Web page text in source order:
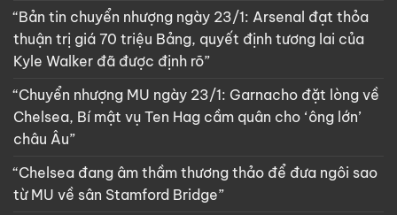
“Bản tin chuyển nhượng ngày 23/1: Arsenal đạt thỏa
thuận trị giá 70 triệu Bảng, quyết định tương lai của
Kyle Walker đã được định rõ”
“Chuyển nhượng MU ngày 23/1: Garnacho đặt lòng về
Chelsea, Bí mật vụ Ten Hag cầm quân cho ‘ông lớn’
châu Âu”
“Chelsea đang âm thầm thương thảo để đưa ngôi sao
từ MU về sân Stamford Bridge”